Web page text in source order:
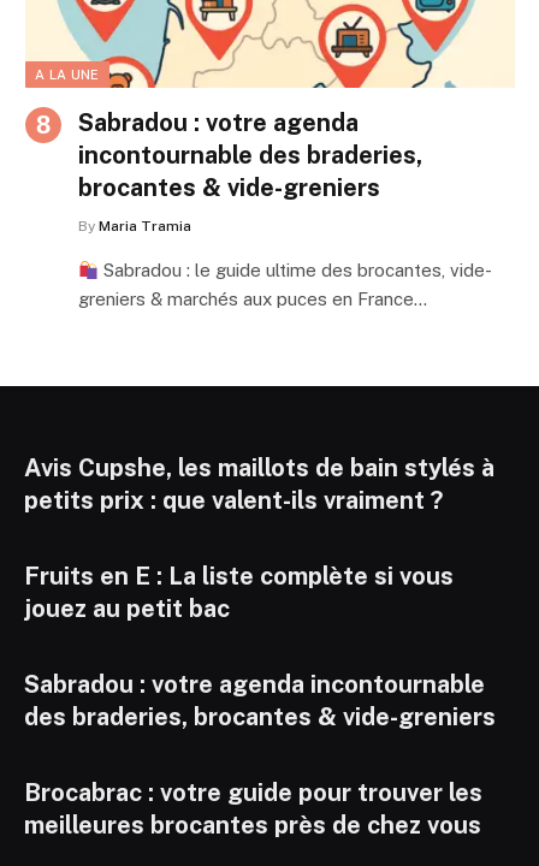
A LA UNE
Sabradou : votre agenda
incontournable des braderies,
brocantes & vide-greniers
By Maria Tramia
Sabradou : le guide ultime des brocantes, vide-
greniers & marchés aux puces en France…
Avis Cupshe, les maillots de bain stylés à
petits prix : que valent-ils vraiment ?
Fruits en E : La liste complète si vous
jouez au petit bac
Sabradou : votre agenda incontournable
des braderies, brocantes & vide-greniers
Brocabrac : votre guide pour trouver les
meilleures brocantes près de chez vous